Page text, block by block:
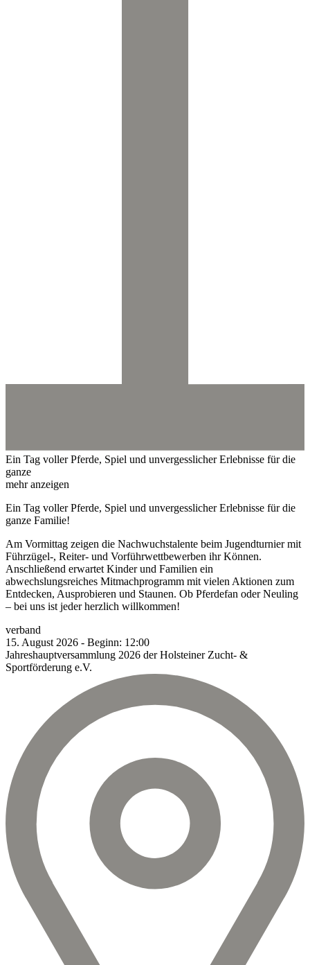
Ein Tag voller Pferde, Spiel und unvergesslicher Erlebnisse für die
ganze
mehr anzeigen
Ein Tag voller Pferde, Spiel und unvergesslicher Erlebnisse für die
ganze Familie!
Am Vormittag zeigen die Nachwuchstalente beim Jugendturnier mit
Führzügel-, Reiter- und Vorführwettbewerben ihr Können.
Anschließend erwartet Kinder und Familien ein
abwechslungsreiches Mitmachprogramm mit vielen Aktionen zum
Entdecken, Ausprobieren und Staunen. Ob Pferdefan oder Neuling
– bei uns ist jeder herzlich willkommen!
verband
15. August 2026 - Beginn: 12:00
Jahreshauptversammlung 2026 der Holsteiner Zucht- &
Sportförderung e.V.